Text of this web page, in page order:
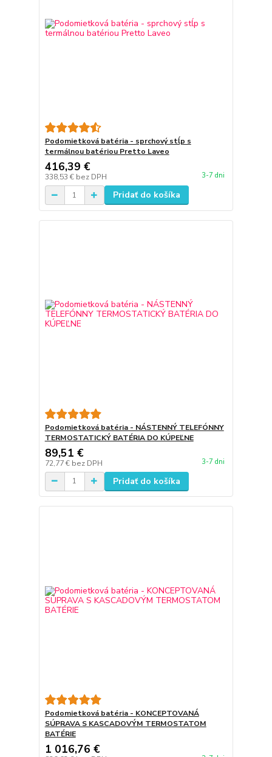
Podomietková batéria - sprchový stĺp s
termálnou batériou Pretto Laveo
416,39 €
338,53 € bez DPH 3-7 dni
Pridať do košíka
Podomietková batéria - NÁSTENNÝ TELEFÓNNY
TERMOSTATICKÝ BATÉRIA DO KÚPEĽNE
89,51 €
72,77 € bez DPH 3-7 dni
Pridať do košíka
Podomietková batéria - KONCEPTOVANÁ
SÚPRAVA S KASCADOVÝM TERMOSTATOM
BATÉRIE
1 016,76 €